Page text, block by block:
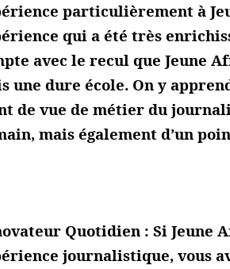
particulièrement à
qui a été très
avec le recul que Jeune
une dure école. On y
de vue de métier du
mais également d’un
Quotidien : Si
journalistique, vous